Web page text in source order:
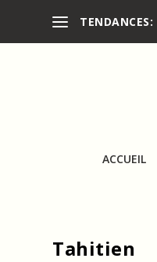
TENDANCES:
ACCUEIL
Tahitien